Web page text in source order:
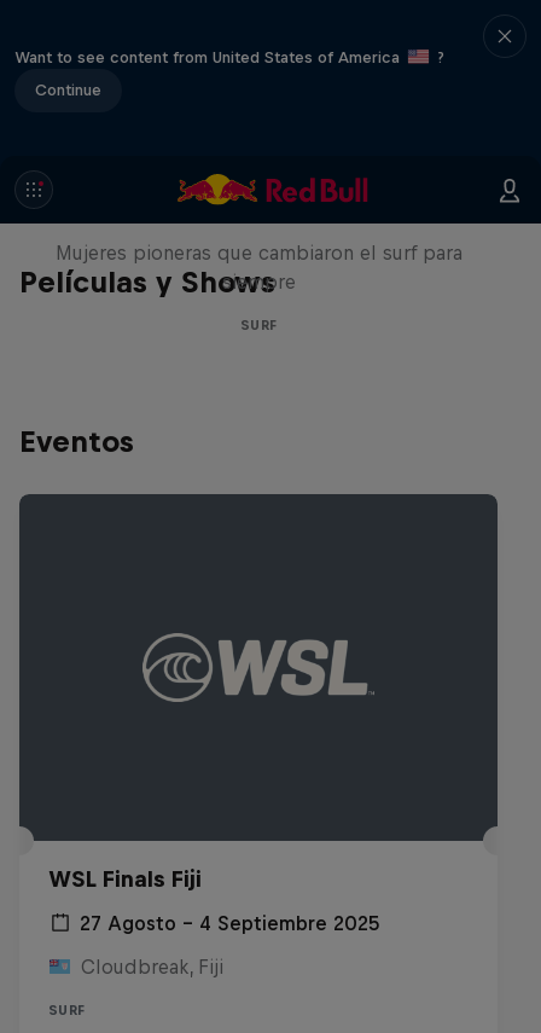
Want to see content from United States of America
?
Continue
Películas y Shows
NOW DAYS
Mujeres pioneras que cambiaron el surf para
siempre
SURF
Eventos
WSL Finals Fiji
27 Agosto – 4 Septiembre 2025
Cloudbreak, Fiji
SURF